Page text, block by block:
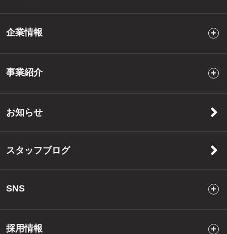
企業情報
事業紹介
お知らせ
スタッフブログ
SNS
採用情報